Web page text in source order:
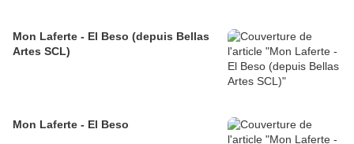
Mon Laferte - El Beso (depuis Bellas
Artes SCL)
Mon Laferte - El Beso